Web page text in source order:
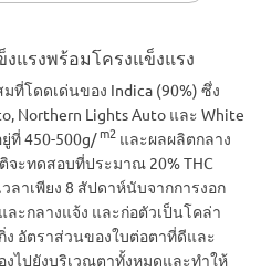
แรงพร้อมโครงแข็งแรง
ที่โดดเด่นของ Indica (90%) ซึ่ง
Northern Lights Auto และ White
ที่ 450-500g/m2 และผลผลิตกลาง
จะทดสอบที่ประมาณ 20% THC
ลาเพียง 8 สัปดาห์นับจากการงอก
ละกลางแจ้ง และก่อตัวเป็นโคล่า
อัตราส่วนของใบต่อตาที่ดีและ
งไปยังบริเวณตาทั้งหมดและทำให้